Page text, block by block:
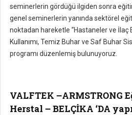
seminerlerin gördüğü ilgiden sonra
genel seminerlerin yanında sektörel
noktadan hareketle “Hastaneler ve İlaç
Kullanımı, Temiz Buhar ve Saf Buhar
programı düzenlemiş bulunuyoruz.
VALFTEK –ARMSTRONG
Herstal – BELÇİKA ‘DA